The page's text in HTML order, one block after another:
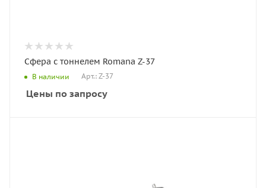
Сфера с тоннелем Romana Z-37
В наличии Арт.: Z-37
Цены по запросу